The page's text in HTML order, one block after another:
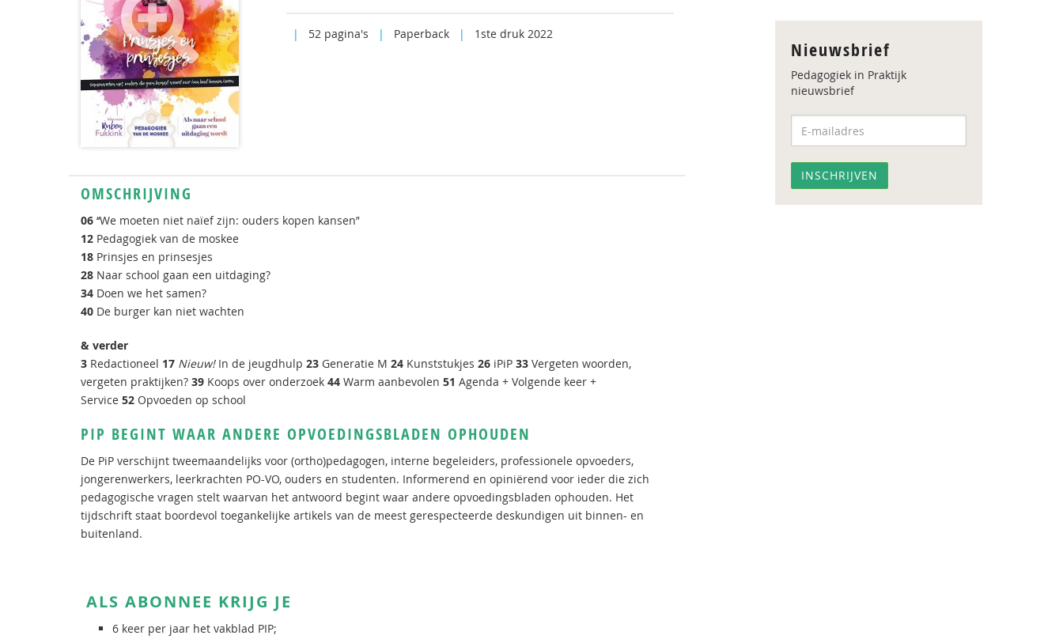
| 52 pagina's | Paperback | 1ste druk 2022
OMSCHRIJVING
06 ‘‘We moeten niet naïef zijn: ouders kopen kansen’'
12 Pedagogiek van de moskee
18 Prinsjes en prinsesjes
28 Naar school gaan een uitdaging?
34 Doen we het samen?
40 De burger kan niet wachten
& verder
3 Redactioneel 17 Nieuw!In de jeugdhulp 23 Generatie M 24 Kunststukjes 26 iPiP 33 Vergeten woorden,
vergeten praktijken? 39 Koops over onderzoek 44 Warm aanbevolen 51 Agenda + Volgende keer +
Service 52 Opvoeden op school
PIP BEGINT WAAR ANDERE OPVOEDINGSBLADEN OPHOUDEN
De PiP verschijnt tweemaandelijks voor (ortho)pedagogen, interne begeleiders, professionele opvoeders,
jongerenwerkers, leerkrachten PO-VO, ouders en studenten. Informerend en opiniërend voor ieder die zich
pedagogische vragen stelt waarvan het antwoord begint waar andere opvoedingsbladen ophouden. Het
tijdschrift staat boordevol toegankelijke artikels van de meest gerespecteerde deskundigen uit binnen- en
buitenland.
ALS ABONNEE KRIJG JE
6 keer per jaar het vakblad PIP;
Nieuwsbrief
Pedagogiek in Praktijk
nieuwsbrief